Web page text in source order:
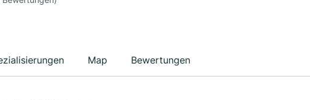
Map Bewertungen